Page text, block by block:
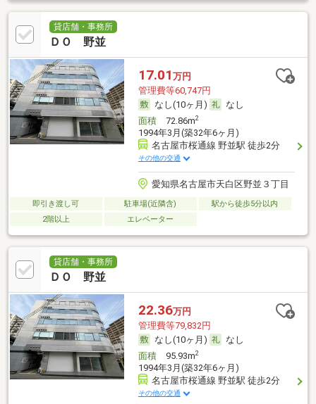
貸店舗・事務所
ＤＯ 野並
17.01 万円
管理費等60,747円
なし(10ヶ月)
なし
面積72.86m2
1994年3月(築32年6ヶ月)
名古屋市桜通線 野並駅 徒歩2分
その他の交通
愛知県名古屋市天白区野並３丁目
即引き渡し可 駐車場(近隣含)
駅から徒歩5分以内
2階以上
エレベーター
貸店舗・事務所
ＤＯ 野並
22.36万円
管理費等79,832円
なし(10ヶ月)
なし
面積95.93m2
1994年3月(築32年6ヶ月)
名古屋市桜通線 野並駅 徒歩2分
その他の交通